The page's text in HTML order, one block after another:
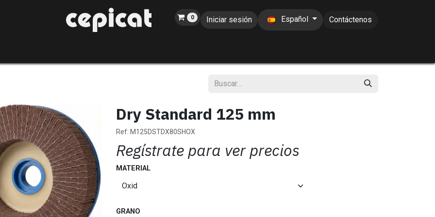
0 Iniciar sesión Español Contáctenos
Dry Standard 125 mm
Ref: M125DSTDX80SHOX
Regístrate para ver precios
MATERIAL
GRANO